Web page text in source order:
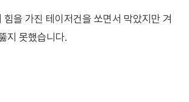
을 가진 테이저건을 쏘면서 막았지만 겨
지 못했습니다.